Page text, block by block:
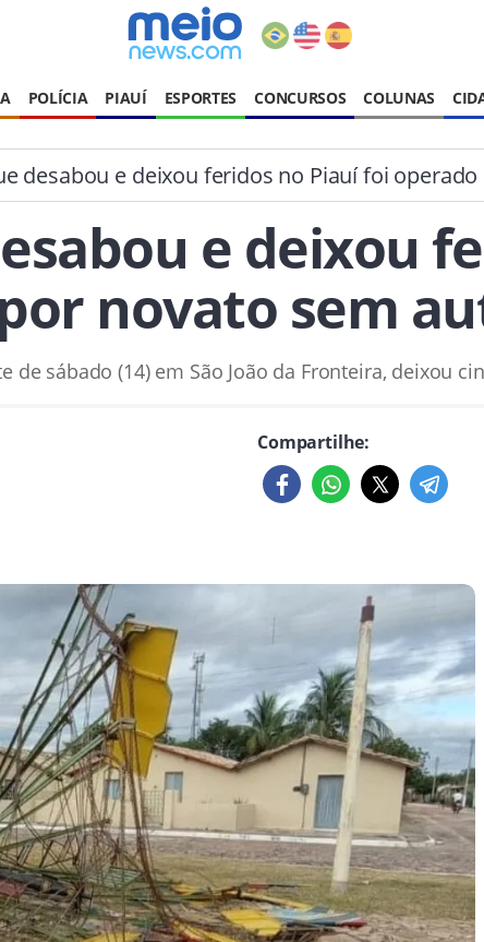
POLÍCIA PIAUÍ ESPORTES CONCURSOS COLUNAS
desabou e deixou feridos no Piauí foi
e deixou
novato sem
de sábado (14) em São João da Fronteira, deixou
Compartilhe: